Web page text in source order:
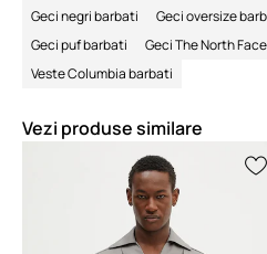
Geci negri barbati
Geci oversize
Geci puf barbati
Geci The North
Veste Columbia barbati
Vezi produse similare